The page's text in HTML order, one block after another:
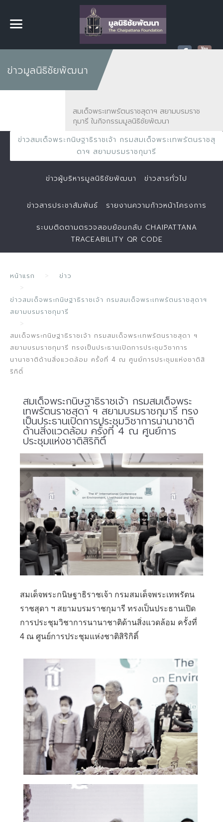
ข่าวมูลนิธิชัยพัฒนา
สมเด็จพระเทพรัตนราชสุดาฯ สยามบรมราช
กุมารี ในกิจกรรมมูลนิธิชัยพัฒนา
ข่าวสมเด็จพระกนิษฐาธิราชเจ้า กรมสมเด็จพระเทพรัตนราชสุ
ดาฯ สยามบรมราชกุมารี
ข่าวผู้บริหารมูลนิธิชัยพัฒนา ข่าวสารทั่วไป
ข่าวสารประชาสัมพันธ์ รายงานความก้าวหน้าโครงการ
ระบบติดตามตรวจสอบย้อนกลับ CHAIPATTANA
TRACEABILITY QR CODE
หน้าแรก ข่าว
ข่าวสมเด็จพระกนิษฐาธิราชเจ้า กรมสมเด็จพระเทพรัตนราชสุดาฯ
สยามบรมราชกุมารี
สมเด็จพระกนิษฐาธิราชเจ้า กรมสมเด็จพระเทพรัตนราชสุดา ฯ
สยามบรมราชกุมารี ทรงเป็นประธานเปิดการประชุมวิชาการ
นานาชาติด้านสิ่งแวดล้อม ครั้งที่ 4 ณ ศูนย์การประชุมแห่งชาติสิ
ริกิติ์
สมเด็จพระกนิษฐาธิราชเจ้า กรมสมเด็จพระ
เทพรัตนราชสุดา ฯ สยามบรมราชกุมารี ทรง
เป็นประธานเปิดการประชุมวิชาการนานาชาติ
ด้านสิ่งแวดล้อม ครั้งที่ 4 ณ ศูนย์การ
ประชุมแห่งชาติสิริกิติ์
สมเด็จพระกนิษฐาธิราชเจ้า กรมสมเด็จพระเทพรัตน
ราชสุดา ฯ สยามบรมราชกุมารี ทรงเป็นประธานเปิด
การประชุมวิชาการนานาชาติด้านสิ่งแวดล้อม ครั้งที่
4 ณ ศูนย์การประชุมแห่งชาติสิริกิติ์